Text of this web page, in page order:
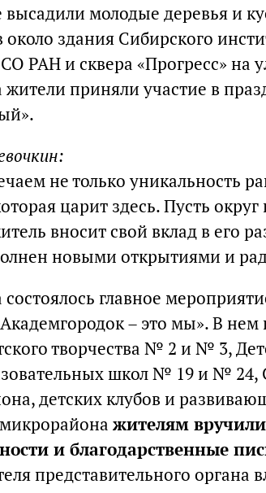
высадили молодые деревья и
около здания Сибирского
РАН и сквера «Прогресс» на
жители приняли участие в
не только уникальность
царит здесь. Пусть
вносит свой вклад в его
новыми открытиями и
состоялось главное
– это мы». В
творчества № 2 и № 3,
школ № 19 и № 24,
детских клубов и
жителям
и благодарственные
представительного органа